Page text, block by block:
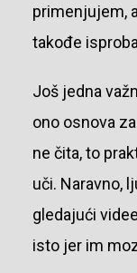
primenjujem,
takođe
Još jedna
ono osnova
ne čita, to
uči. Naravno,
gledajući
isto jer im